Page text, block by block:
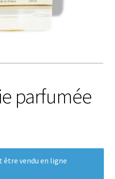
Durance
Durance
parfumée
être vendu en ligne